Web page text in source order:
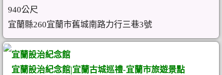
940公尺
宜蘭縣260宜蘭市舊城南路力行三巷3號
宜蘭設治紀念館
宜蘭設治紀念館|宜蘭古城巡禮-宜蘭市旅遊景點